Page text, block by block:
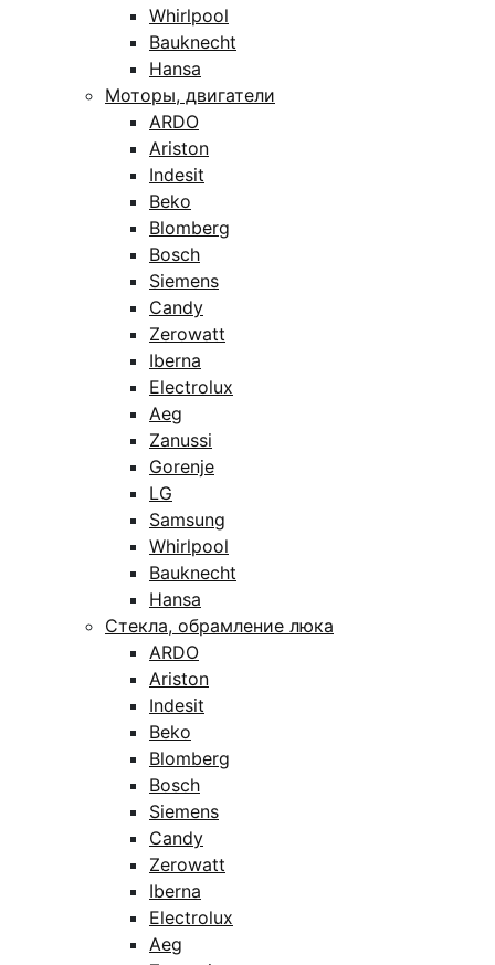
Whirlpool
Bauknecht
Hansa
Моторы, двигатели
ARDO
Ariston
Indesit
Beko
Blomberg
Bosch
Siemens
Candy
Zerowatt
Iberna
Electrolux
Aeg
Zanussi
Gorenje
LG
Samsung
Whirlpool
Bauknecht
Hansa
Стекла, обрамление люка
ARDO
Ariston
Indesit
Beko
Blomberg
Bosch
Siemens
Candy
Zerowatt
Iberna
Electrolux
Aeg